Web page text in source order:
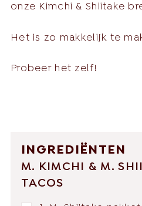
onze Kimchi & Shiitake
Het is zo makkelijk te
Probeer het zelf!
INGREDIËNTEN
M. KIMCHI & M.
TACOS